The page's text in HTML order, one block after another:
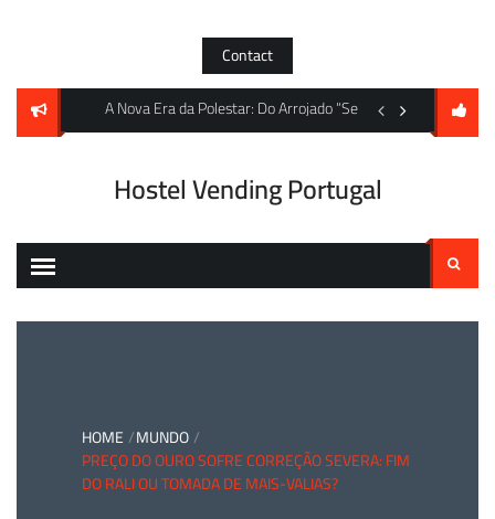
Contact
Máximos Históricos e S&P Global Anuncia Índice para Metais de Baterias
A Nova Era da Polestar: Do Arrojado “Sem Vidro” 4 ao
A encruzilhada da
Hostel Vending Portugal
Pesquisar
HOME MUNDO
PREÇO DO OURO SOFRE CORREÇÃO SEVERA: FIM
DO RALI OU TOMADA DE MAIS-VALIAS?